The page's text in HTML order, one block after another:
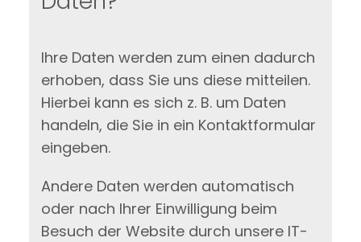
Ihre Daten werden zum einen dadurch
erhoben, dass Sie uns diese mitteilen.
Hierbei kann es sich z. B. um Daten
handeln, die Sie in ein Kontaktformular
eingeben.
Andere Daten werden automatisch
oder nach Ihrer Einwilligung beim
Besuch der Website durch unsere IT-